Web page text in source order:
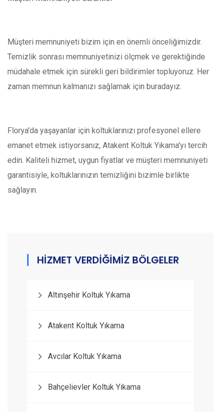
Müşteri memnuniyeti bizim için en önemli önceliğimizdir.
Temizlik sonrası memnuniyetinizi ölçmek ve gerektiğinde
müdahale etmek için sürekli geri bildirimler topluyoruz. Her
zaman memnun kalmanızı sağlamak için buradayız.
Florya'da yaşayanlar için koltuklarınızı profesyonel ellere
emanet etmek istiyorsanız, Atakent Koltuk Yıkama'yı tercih
edin. Kaliteli hizmet, uygun fiyatlar ve müşteri memnuniyeti
garantisiyle, koltuklarınızın temizliğini bizimle birlikte
sağlayın.
HİZMET VERDİĞİMİZ BÖLGELER
Altınşehir Koltuk Yıkama
Atakent Koltuk Yıkama
Avcılar Koltuk Yıkama
Bahçelievler Koltuk Yıkama